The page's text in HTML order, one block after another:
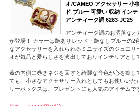
オ/CAMEO アクセサリー 小
ド ブルー 可愛い 収納 イン
アンティーク調 6283-JC25
アンティーク調のお洒落な
が登場！ カラーは艶ありレッド・艶なしブルーの2
なアクセサリーを入れられるミニサイズのジュエリ
オが気品と愛らしさを演出しておりインテリアとし
蓋の内側に巻きネジを回すと綺麗な音色が心を癒し
ても、小さなアクセサリー入れとしてもお使いいた
リーボックスは、プレゼントにも人気のアイテム